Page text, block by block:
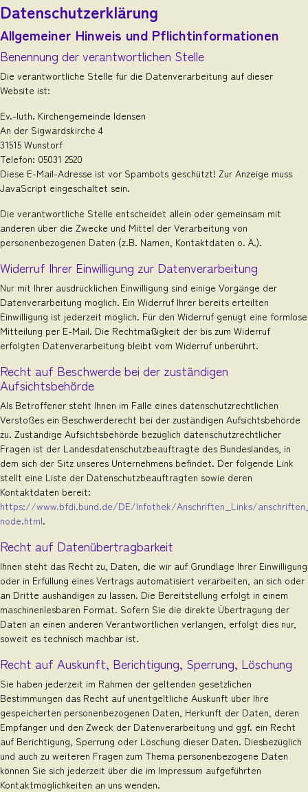
Datenschutzerklärung
Allgemeiner Hinweis und Pflichtinformationen
Benennung der verantwortlichen Stelle
Die verantwortliche Stelle für die Datenverarbeitung auf dieser
Website ist:
Ev.-luth. Kirchengemeinde Idensen
An der Sigwardskirche 4
31515 Wunstorf
Telefon: 05031 2520
Diese E-Mail-Adresse ist vor Spambots geschützt! Zur Anzeige muss
JavaScript eingeschaltet sein.
Die verantwortliche Stelle entscheidet allein oder gemeinsam mit
anderen über die Zwecke und Mittel der Verarbeitung von
personenbezogenen Daten (z.B. Namen, Kontaktdaten o. Ä.).
Widerruf Ihrer Einwilligung zur Datenverarbeitung
Nur mit Ihrer ausdrücklichen Einwilligung sind einige Vorgänge der
Datenverarbeitung möglich. Ein Widerruf Ihrer bereits erteilten
Einwilligung ist jederzeit möglich. Für den Widerruf genügt eine formlose
Mitteilung per E-Mail. Die Rechtmäßigkeit der bis zum Widerruf
erfolgten Datenverarbeitung bleibt vom Widerruf unberührt.
Recht auf Beschwerde bei der zuständigen
Aufsichtsbehörde
Als Betroffener steht Ihnen im Falle eines datenschutzrechtlichen
Verstoßes ein Beschwerderecht bei der zuständigen Aufsichtsbehörde
zu. Zuständige Aufsichtsbehörde bezüglich datenschutzrechtlicher
Fragen ist der Landesdatenschutzbeauftragte des Bundeslandes, in
dem sich der Sitz unseres Unternehmens befindet. Der folgende Link
stellt eine Liste der Datenschutzbeauftragten sowie deren
Kontaktdaten bereit:
https://www.bfdi.bund.de/DE/Infothek/Anschriften_Links/
node.html.
Recht auf Datenübertragbarkeit
Ihnen steht das Recht zu, Daten, die wir auf Grundlage Ihrer Einwilligung
oder in Erfüllung eines Vertrags automatisiert verarbeiten, an sich oder
an Dritte aushändigen zu lassen. Die Bereitstellung erfolgt in einem
maschinenlesbaren Format. Sofern Sie die direkte Übertragung der
Daten an einen anderen Verantwortlichen verlangen, erfolgt dies nur,
soweit es technisch machbar ist.
Recht auf Auskunft, Berichtigung, Sperrung, Löschung
Sie haben jederzeit im Rahmen der geltenden gesetzlichen
Bestimmungen das Recht auf unentgeltliche Auskunft über Ihre
gespeicherten personenbezogenen Daten, Herkunft der Daten, deren
Empfänger und den Zweck der Datenverarbeitung und ggf. ein Recht
auf Berichtigung, Sperrung oder Löschung dieser Daten. Diesbezüglich
und auch zu weiteren Fragen zum Thema personenbezogene Daten
können Sie sich jederzeit über die im Impressum aufgeführten
Kontaktmöglichkeiten an uns wenden.